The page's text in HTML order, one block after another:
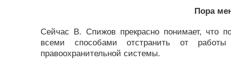
Пора
Сейчас В. Спижов прекрасно понимает, что
всеми способами отстранить от
правоохранительной системы.